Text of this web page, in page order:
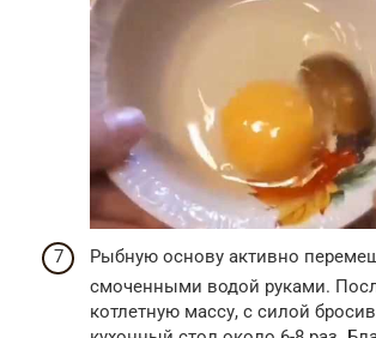
Рыбную основу активно
смоченными водой руками.
котлетную массу, с силой